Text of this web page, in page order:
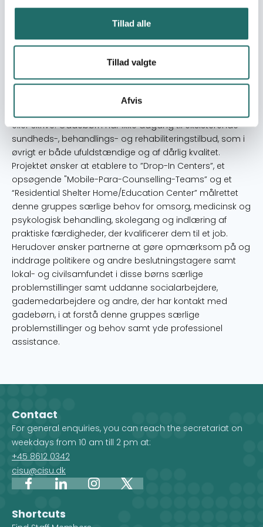
Tillad alle
Tillad valgte
Afvis
Management and Sustainable Development (MSD) i
foråret 2013 en undersøgelse af omfanget og karakteren
af seksuelt misbrug og misbrug af rusmidler mv. blandt
gadebørn i aldersgruppen 8-18 år. Undersøgelsens
resultater er skræmmende: 93% af børnene har været
udsat for seksuelt misbrug, 98% misbruger forskellige
stoffer, kun 55% af børnene har gennemført grundskole
eller skrive. Gadebørn har ikke adgang til eksisterende
sundheds-, behandlings- og rehabiliteringstilbud, som i
øvrigt er både ufuldstændige og af dårlig kvalitet.
Projektet ønsker at etablere to ”Drop-In Centers”, et
opsøgende "Mobile-Para-Counselling-Teams” og et
“Residential Shelter Home/Education Center” målrettet
denne gruppes særlige behov for omsorg, medicinsk og
psykologisk behandling, skolegang og indlæring af
praktiske færdigheder, der kvalificerer dem til et job.
Herudover ønsker partnerne at gøre opmærksom på og
inddrage politikere og andre beslutningstagere samt
lokal- og civilsamfundet i disse børns særlige
problemstillinger samt uddanne socialarbejdere,
gademedarbejdere og andre, der har kontakt med
gadebørn, i at forstå denne gruppes særlige
problemstillinger og behov samt yde professionel
assistance.
Contact
For general enquiries, you can reach the secretariat on
weekdays from 10 am till 2 pm at:
+45 8612 0342
cisu@cisu.dk
FacebookLinkedInInstagram
X
Shortcuts